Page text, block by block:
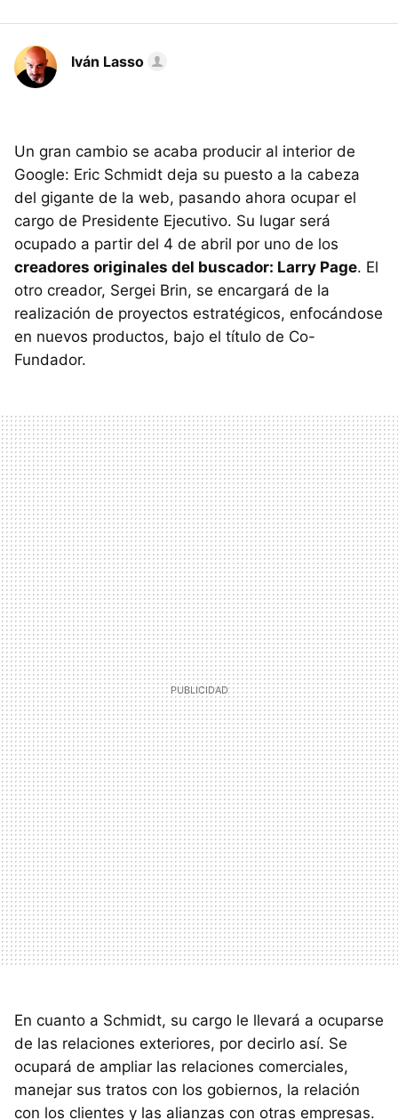
Iván Lasso
Un gran cambio se acaba producir al interior de
Google: Eric Schmidt deja su puesto a la cabeza
del gigante de la web, pasando ahora ocupar el
cargo de Presidente Ejecutivo. Su lugar será
ocupado a partir del 4 de abril por uno de los
creadores originales del buscador: Larry Page. El
otro creador, Sergei Brin, se encargará de la
realización de proyectos estratégicos, enfocándose
en nuevos productos, bajo el título de Co-
Fundador.
En cuanto a Schmidt, su cargo le llevará a ocuparse
de las relaciones exteriores, por decirlo así. Se
ocupará de ampliar las relaciones comerciales,
manejar sus tratos con los gobiernos, la relación
con los clientes y las alianzas con otras empresas.